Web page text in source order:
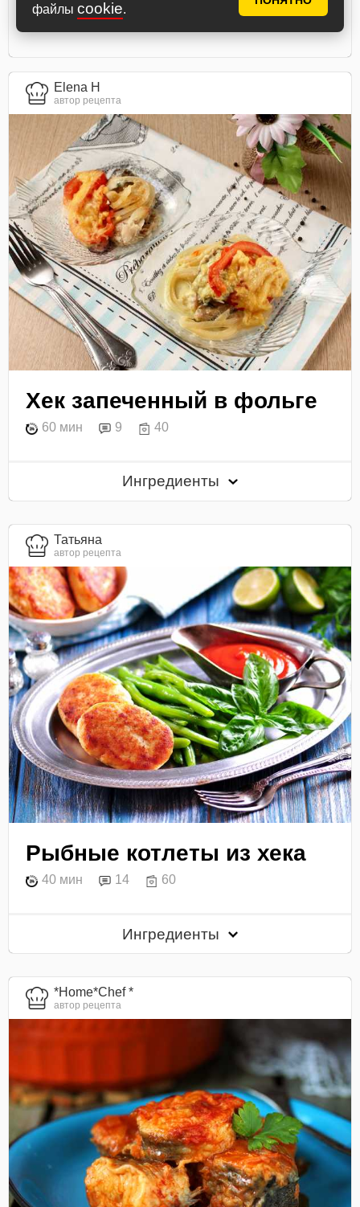
файлы cookie.
Elena H
автор рецепта
Хек запеченный в фольге
60 мин 9 40
Ингредиенты
Татьяна
автор рецепта
Рыбные котлеты из хека
40 мин 14 60
Ингредиенты
*Home*Chef *
автор рецепта